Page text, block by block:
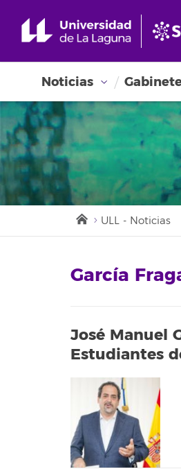
Noticias
ULL - Noticias
García
José Manuel
Estudiantes